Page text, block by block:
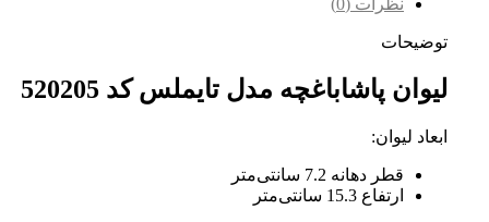
توضیحات
لیوان پاشاباغچه مدل تایملس کد 520205
ابعاد لیوان:
قطر دهانه 7.2 سانتی‌متر
ارتفاع 15.3 سانتی‌متر